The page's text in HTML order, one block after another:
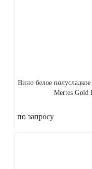
Вино белое
Mertes Gold
по запросу